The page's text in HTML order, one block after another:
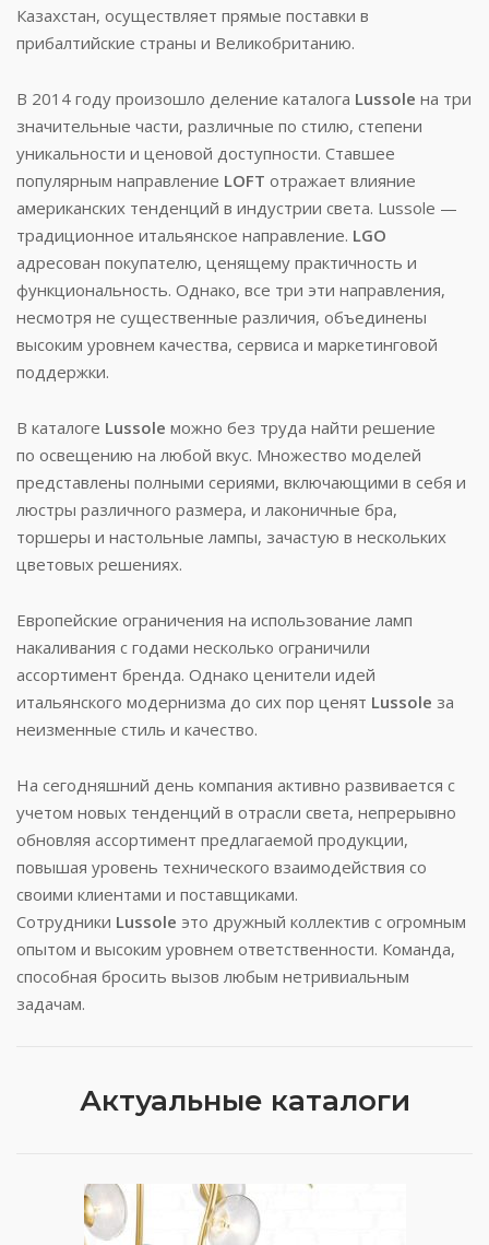
Казахстан, осуществляет прямые поставки в
прибалтийские страны и Великобританию.
В 2014 году произошло деление каталога Lussole на три
значительные части, различные по стилю, степени
уникальности и ценовой доступности. Ставшее
популярным направление LOFT отражает влияние
американских тенденций в индустрии света. Lussole —
традиционное итальянское направление. LGO
адресован покупателю, ценящему практичность и
функциональность. Однако, все три эти направления,
несмотря не существенные различия, объединены
высоким уровнем качества, сервиса и маркетинговой
поддержки.
В каталоге Lussole можно без труда найти решение
по освещению на любой вкус. Множество моделей
представлены полными сериями, включающими в себя и
люстры различного размера, и лаконичные бра,
торшеры и настольные лампы, зачастую в нескольких
цветовых решениях.
Европейские ограничения на использование ламп
накаливания с годами несколько ограничили
ассортимент бренда. Однако ценители идей
итальянского модернизма до сих пор ценят Lussole за
неизменные стиль и качество.
На сегодняшний день компания активно развивается с
учетом новых тенденций в отрасли света, непрерывно
обновляя ассортимент предлагаемой продукции,
повышая уровень технического взаимодействия со
своими клиентами и поставщиками.
Сотрудники Lussole это дружный коллектив с огромным
опытом и высоким уровнем ответственности. Команда,
способная бросить вызов любым нетривиальным
задачам.
Актуальные каталоги